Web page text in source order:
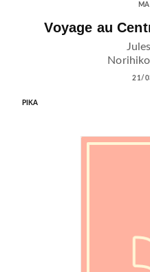
Voyage au
21/
PIKA